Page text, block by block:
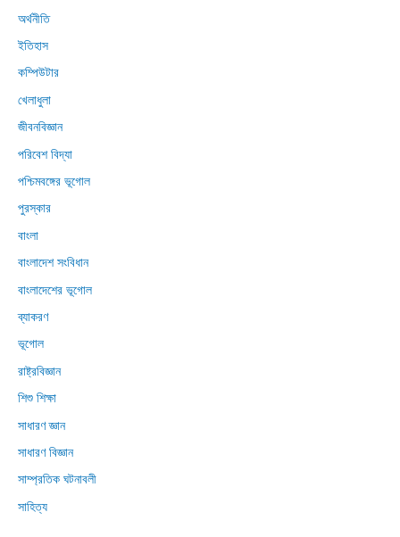
অর্থনীতি
ইতিহাস
কম্পিউটার
খেলাধুলা
জীবনবিজ্ঞান
পরিবেশ বিদ্যা
পশ্চিমবঙ্গের ভূগোল
পুরস্কার
বাংলা
বাংলাদেশ সংবিধান
বাংলাদেশের ভূগোল
ব্যাকরণ
ভূগোল
রাষ্ট্রবিজ্ঞান
শিশু শিক্ষা
সাধারণ জ্ঞান
সাধারণ বিজ্ঞান
সাম্প্রতিক ঘটনাবলী
সাহিত্য